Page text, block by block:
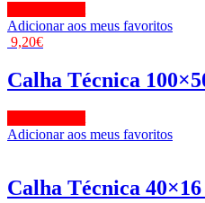
Adicionar aos meus favoritos
9,20€
Calha Técnica
Adicionar aos meus favoritos
Calha Técnica